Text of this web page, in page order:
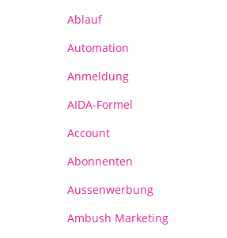
Ablauf
Automation
Anmeldung
AIDA-Formel
Account
Abonnenten
Aussenwerbung
Ambush Marketing